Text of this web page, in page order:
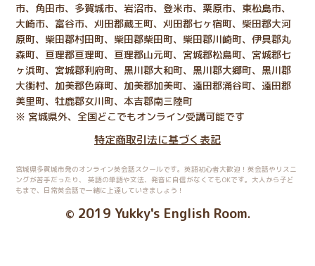
市、角田市、多賀城市、岩沼市、登米市、栗原市、東松島市、
大崎市、富谷市、刈田郡蔵王町、刈田郡七ヶ宿町、柴田郡大河
原町、柴田郡村田町、柴田郡柴田町、柴田郡川崎町、伊具郡丸
森町、亘理郡亘理町、亘理郡山元町、宮城郡松島町、宮城郡七
ヶ浜町、宮城郡利府町、黒川郡大和町、黒川郡大郷町、黒川郡
大衡村、加美郡色麻町、加美郡加美町、遠田郡涌谷町、遠田郡
美里町、牡鹿郡女川町、本吉郡南三陸町
※ 宮城県外、全国どこでもオンライン受講可能です
特定商取引法に基づく表記
宮城県多賀城市発のオンライン英会話スクールです。英語初心者大歓迎！英会話やリスニ
ングが苦手だったり、
英語の単語や文法、発音に自信がなくてもOKです。大人から子ど
もまで、日常英会話で一緒に上達していきましょう！
© 2019 Yukky's English Room.